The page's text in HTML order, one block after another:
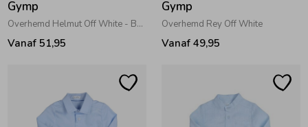
Gymp
Overhemd Helmut Off White - Beige
Vanaf 51,95
Gymp
Overhemd Rey Off White
Vanaf 49,95